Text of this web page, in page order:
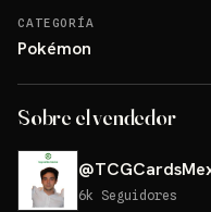
CATEGORÍA
Pokémon
Sobre el vendedor
@
6k Seguidores